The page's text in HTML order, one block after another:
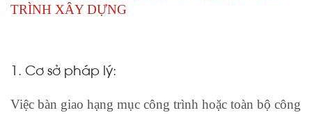
TRÌNH XÂY DỰNG
1. Cơ sở pháp lý:
Việc bàn giao hạng mục công trình hoặc toàn bộ công